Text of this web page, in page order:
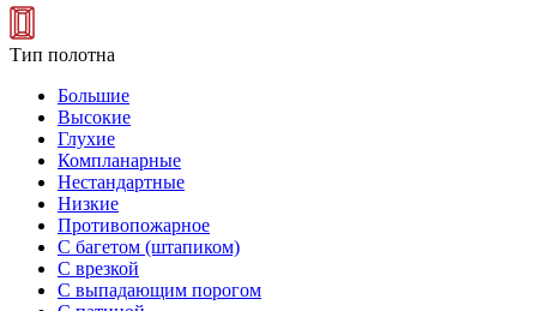
Тип полотна
Большие
Высокие
Глухие
Компланарные
Нестандартные
Низкие
Противопожарное
С багетом (штапиком)
С врезкой
С выпадающим порогом